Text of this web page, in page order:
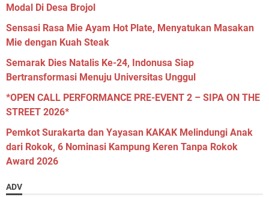
Modal Di Desa Brojol
Sensasi Rasa Mie Ayam Hot Plate, Menyatukan Masakan
Mie dengan Kuah Steak
Semarak Dies Natalis Ke-24, Indonusa Siap
Bertransformasi Menuju Universitas Unggul
*OPEN CALL PERFORMANCE PRE-EVENT 2 – SIPA ON THE
STREET 2026*
Pemkot Surakarta dan Yayasan KAKAK Melindungi Anak
dari Rokok, 6 Nominasi Kampung Keren Tanpa Rokok
Award 2026
ADV